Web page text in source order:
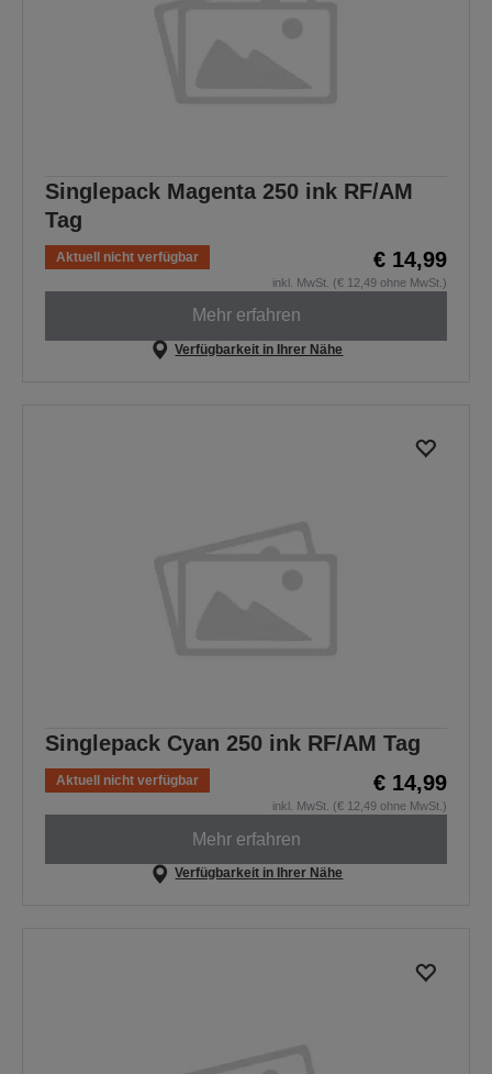
Singlepack Magenta 250 ink RF/AM
Tag
Aktuell nicht verfügbar € 14,99
inkl. MwSt. (€ 12,49 ohne MwSt.)
Mehr erfahren
Verfügbarkeit in Ihrer Nähe
Singlepack Cyan 250 ink RF/AM Tag
Aktuell nicht verfügbar € 14,99
inkl. MwSt. (€ 12,49 ohne MwSt.)
Mehr erfahren
Verfügbarkeit in Ihrer Nähe